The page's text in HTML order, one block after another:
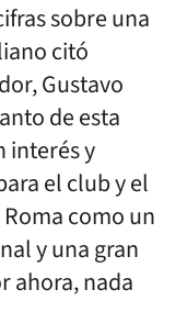
sobre una
citó
Gustavo
de esta
interés y
el club y el
como un
y una gran
ahora, nada